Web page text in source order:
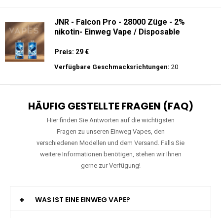
JNR - Falcon Pro - 28000 Züge - 2%
nikotin- Einweg Vape / Disposable
Preis: 29 €
Verfügbare Geschmacksrichtungen: 20
HÄUFIG GESTELLTE FRAGEN (FAQ)
Hier finden Sie Antworten auf die wichtigsten
Fragen zu unseren Einweg Vapes, den
verschiedenen Modellen und dem Versand. Falls Sie
weitere Informationen benötigen, stehen wir Ihnen
gerne zur Verfügung!
WAS IST EINE EINWEG VAPE?